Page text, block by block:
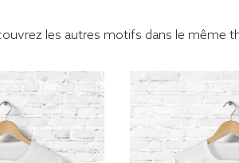
les autres motifs dans le même